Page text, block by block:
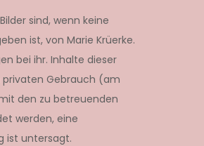
sind, wenn keine
ist, von Marie Krüerke.
bei ihr. Inhalte dieser
Gebrauch (am
den zu betreuenden
werden, eine
ist untersagt.